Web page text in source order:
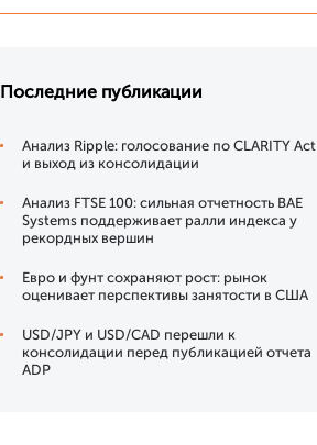
Последние публикации
Анализ Ripple: голосование по CLARITY Act
и выход из консолидации
Анализ FTSE 100: сильная отчетность BAE
Systems поддерживает ралли индекса у
рекордных вершин
Евро и фунт сохраняют рост: рынок
оценивает перспективы занятости в США
USD/JPY и USD/CAD перешли к
консолидации перед публикацией отчета
ADP